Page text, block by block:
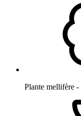
Plante mellifère -